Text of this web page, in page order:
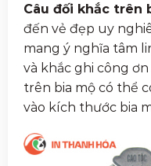
Câu đối khắc trên
đến vẻ đẹp uy
mang ý nghĩa tâm
và khắc ghi công
trên bia mộ có thể
vào kích thước bia